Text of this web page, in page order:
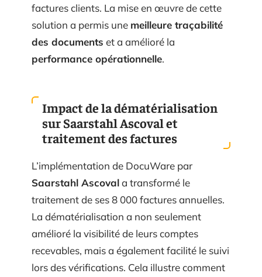
factures clients. La mise en œuvre de cette
solution a permis une meilleure traçabilité
des documents et a amélioré la
performance opérationnelle.
Impact de la dématérialisation
sur Saarstahl Ascoval et
traitement des factures
L’implémentation de DocuWare par
Saarstahl Ascovala transformé le
traitement de ses 8 000 factures annuelles.
La dématérialisation a non seulement
amélioré la visibilité de leurs comptes
recevables, mais a également facilité le suivi
lors des vérifications. Cela illustre comment